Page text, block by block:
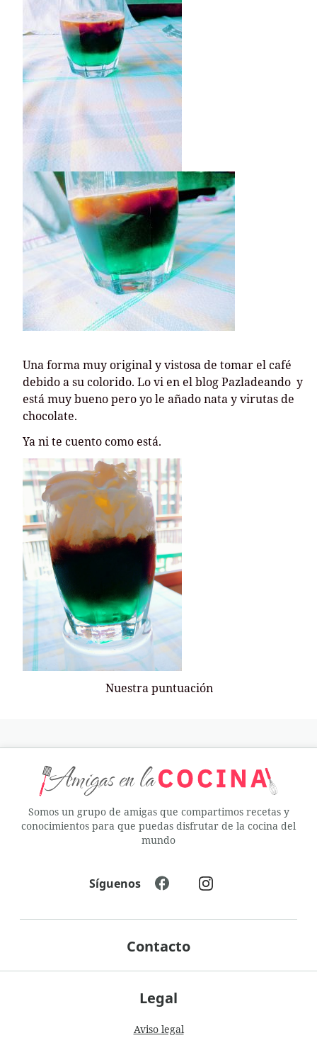
Una forma muy original y vistosa de tomar el café
debido a su colorido. Lo vi en el blog Pazladeando y
está muy bueno pero yo le añado nata y virutas de
chocolate.
Ya ni te cuento como está.
Nuestra puntuación
Somos un grupo de amigas que compartimos recetas y
conocimientos para que puedas disfrutar de la cocina del
mundo
Legal
Aviso legal
Contacto
Síguenos